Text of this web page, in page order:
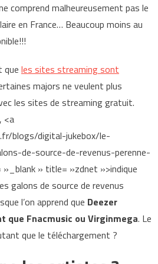
comprend malheureusement pas le
en France… Beaucoup moins au
que les sites streaming sont
majors ne veulent plus
les sites de streaming gratuit.
<a
blogs/digital-jukebox/le-
de-source-de-revenus-perenne-
» title= »zdnet »>indique
galons de source de revenus
l’on apprend que Deezer
que Fnacmusic ou Virginmega. Le
que le téléchargement ?